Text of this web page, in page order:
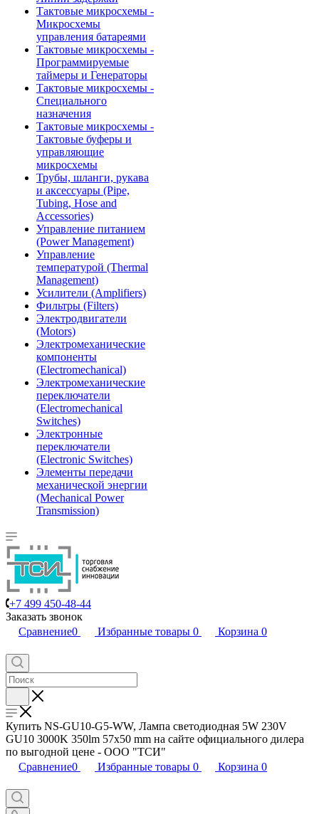
Тактовые микросхемы -
Микросхемы
управления батареями
Тактовые микросхемы -
Программируемые
таймеры и Генераторы
Тактовые микросхемы -
Специального
назначения
Тактовые микросхемы -
Тактовые буферы и
управляющие
микросхемы
Трубы, шланги, рукава
и аксессуары (Pipe,
Tubing, Hose and
Accessories)
Управление питанием
(Power Management)
Управление
температурой (Thermal
Management)
Усилители (Amplifiers)
Фильтры (Filters)
Электродвигатели
(Motors)
Электромеханические
компоненты
(Electromechanical)
Электромеханические
переключатели
(Electromechanical
Switches)
Электронные
переключатели
(Electronic Switches)
Элементы передачи
механической энергии
(Mechanical Power
Transmission)
+7 499 450-48-44
Заказать звонок
Сравнение0 Избранные товары 0 Корзина 0
Купить NS-GU10-G5-WW, Лампа светодиодная 5W 230V
GU10 3000K 350lm 57x50 mm на сайте официального дилера
по выгодной цене - ООО "ТСИ"
Сравнение0 Избранные товары 0 Корзина 0